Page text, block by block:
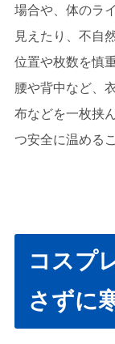
場合や、体のラ
見えたり、不自
位置や枚数を慎
腰や背中など、
布などを一枚挟
つ安全に温める
コスプ
さずに